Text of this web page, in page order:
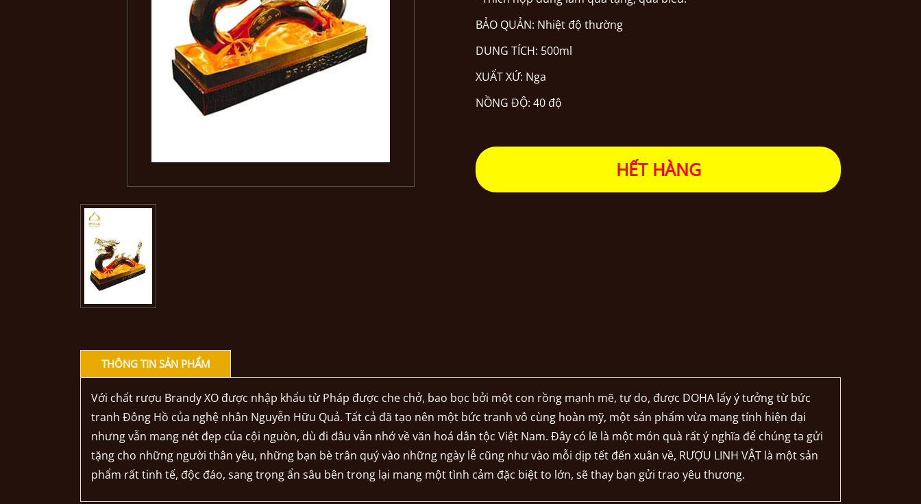
BẢO QUẢN: Nhiệt độ thường
DUNG TÍCH: 500ml
XUẤT XỨ: Nga
NỒNG ĐỘ: 40 độ
HẾT HÀNG
THÔNG TIN SẢN PHẨM
Với chất rượu Brandy XO được nhập khẩu từ Pháp được che chở, bao bọc bởi một con rồng mạnh mẽ, tự do, được DOHA lấy ý tưởng từ bức
tranh Đông Hồ của nghệ nhân Nguyễn Hữu Quả. Tất cả đã tạo nên một bức tranh vô cùng hoàn mỹ, một sản phẩm vừa mang tính hiện đại
nhưng vẫn mang nét đẹp của cội nguồn, dù đi đâu vẫn nhớ về văn hoá dân tộc Việt Nam. Đây có lẽ là một món quà rất ý nghĩa để chúng ta gửi
tặng cho những người thân yêu, những bạn bè trân quý vào những ngày lễ cũng như vào mỗi dịp tết đến xuân về, RƯỢU LINH VẬT là một sản
phẩm rất tinh tế, độc đáo, sang trọng ẩn sâu bên trong lại mang một tình cảm đặc biệt to lớn, sẽ thay bạn gửi trao yêu thương.